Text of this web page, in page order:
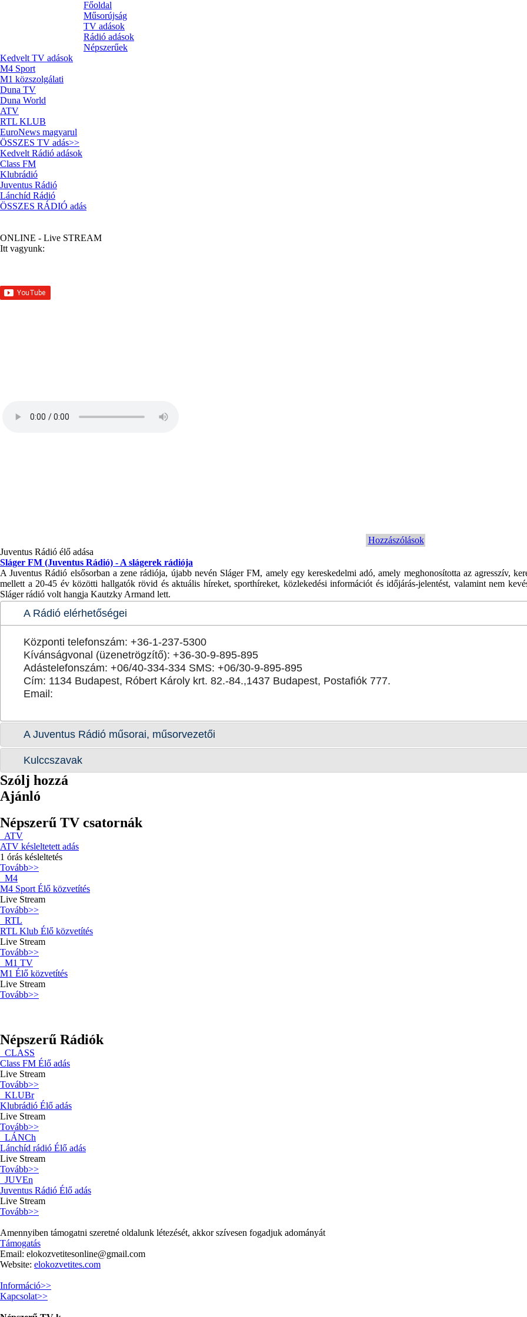
Főoldal
Műsorújság
TV adások
Rádió adások
Népszerűek
Kedvelt TV adások
M4 Sport
M1 közszolgálati
Duna TV
Duna World
ATV
RTL KLUB
EuroNews magyarul
ÖSSZES TV adás>>
Kedvelt Rádió adások
Class FM
Klubrádió
Juventus Rádió
Lánchíd Rádió
ÖSSZES RÁDIÓ adás
ONLINE - Live STREAM
Itt vagyunk:
Hozzászólások
Juventus Rádió élő adása
Sláger FM (Juventus Rádió) - A slágerek rádiója
A Juventus Rádió elsősorban a zene rádiója, újabb nevén Sláger FM, amely egy kereskedelmi adó, amely meghonosította az agresszív,
mellett a 20-45 év közötti hallgatók rövid és aktuális híreket, sporthíreket, közlekedési információt és időjárás-jelentést, valamint nem
Sláger rádió volt hangja Kautzky Armand lett.
A Rádió elérhetőségei
Központi telefonszám: +36-1-237-5300
Kívánságvonal (üzenetrögzítő): +36-30-9-895-895
Adástelefonszám: +06/40-334-334 SMS: +06/30-9-895-895
Cím: 1134 Budapest, Róbert Károly krt. 82.-84.,1437 Budapest, Postafiók 777.
Email:
A Juventus Rádió műsorai, műsorvezetői
Kulccszavak
Szólj hozzá
Ajánló
Népszerű TV csatornák
ATV
ATV késleltetett adás
1 órás késleltetés
Tovább>>
M4
M4 Sport Élő közvetítés
Live Stream
Tovább>>
RTL
RTL Klub Élő közvetítés
Live Stream
Tovább>>
M1 TV
M1 Élő közvetítés
Live Stream
Tovább>>
Népszerű Rádiók
CLASS
Class FM Élő adás
Live Stream
Tovább>>
KLUBr
Klubrádió Élő adás
Live Stream
Tovább>>
LÁNCh
Lánchíd rádió Élő adás
Live Stream
Tovább>>
JUVEn
Juventus Rádió Élő adás
Live Stream
Tovább>>
Amennyiben támogatni szeretné oldalunk létezését, akkor szívesen fogadjuk adományát
Támogatás
Email: elokozvetitesonline@gmail.com
Website: elokozvetites.com
Információ>>
Kapcsolat>>